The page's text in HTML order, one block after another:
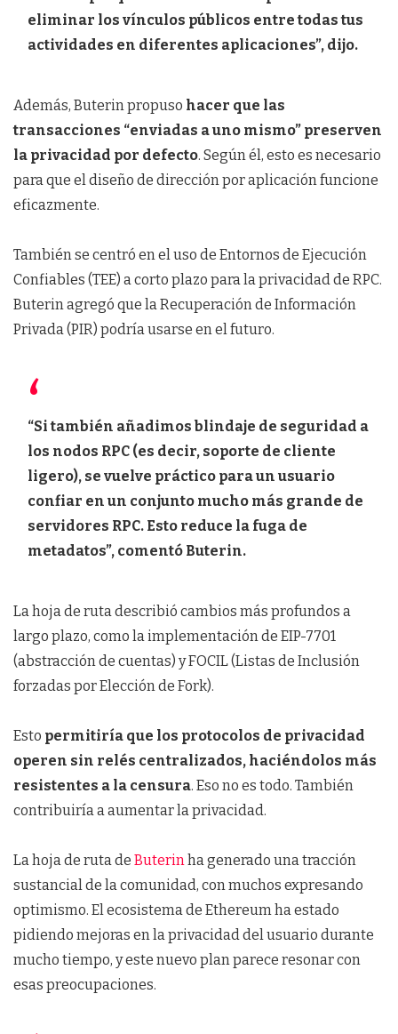
eliminar los vínculos públicos entre todas tus
actividades en diferentes aplicaciones”, dijo.
Además, Buterin propuso hacer que las
transacciones “enviadas a uno mismo” preserven
la privacidad por defecto. Según él, esto es necesario
para que el diseño de dirección por aplicación funcione
eficazmente.
También se centró en el uso de Entornos de Ejecución
Confiables (TEE) a corto plazo para la privacidad de RPC.
Buterin agregó que la Recuperación de Información
Privada (PIR) podría usarse en el futuro.
“Si también añadimos blindaje de seguridad a
los nodos RPC (es decir, soporte de cliente
ligero), se vuelve práctico para un usuario
confiar en un conjunto mucho más grande de
servidores RPC. Esto reduce la fuga de
metadatos”, comentó Buterin.
La hoja de ruta describió cambios más profundos a
largo plazo, como la implementación de EIP-7701
(abstracción de cuentas) y FOCIL (Listas de Inclusión
forzadas por Elección de Fork).
Esto permitiría que los protocolos de privacidad
operen sin relés centralizados, haciéndolos más
resistentes a la censura. Eso no es todo. También
contribuiría a aumentar la privacidad.
La hoja de ruta de Buterinha generado una tracción
sustancial de la comunidad, con muchos expresando
optimismo. El ecosistema de Ethereum ha estado
pidiendo mejoras en la privacidad del usuario durante
mucho tiempo, y este nuevo plan parece resonar con
esas preocupaciones.